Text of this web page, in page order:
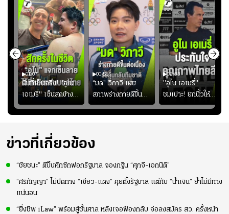
01:07
ฝันที่เป็นจริง! "อูไน
เอเมรี่" เซ็นสดข้าง
รอยสักบนแผ่นหลัง
"คุณเต๊ะ" แฟนพันธุ์
00:51
“มด” วิภาวี เผย
สภาพร่างกายดีขึ้น
อย่างต่อเนื่อง พร้อม
พยายามลงสนามให้
ความมั่นใจ
02:33
"อูไน เอเมรี่"
ชมเปาะ! ยกนิ้วให้
แท็กติกบีจี แฮปปี้
สุดๆ กับการเยือนไทย
ข่าวที่เกี่ยวข้อง
“ชัยชนะ” ตีปี๊บศึกซักฟอกรัฐบาล จองกฐิน “ศุภจี-เอกนิติ”
“ศิริกัญญา” ไม่ปิดทาง “เขียว-แดง” คุยตั้งรัฐบาล แต่กับ “น้ำเงิน” ย้ำไม่มีทาง
แน่นอน
“ยิ่งชีพ iLaw” พร้อมสู้ชั้นศาล หลังเจอฟ้องกลับ จ่อลงสมัคร สว. ครั้งหน้า